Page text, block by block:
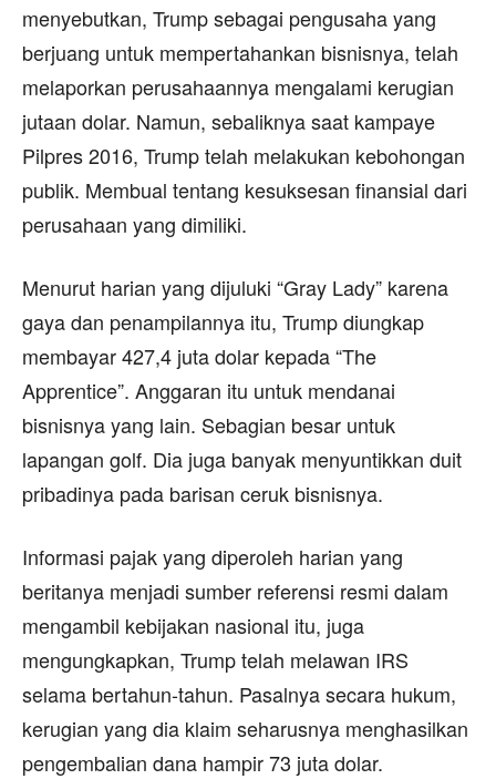
menyebutkan, Trump sebagai pengusaha yang
berjuang untuk mempertahankan bisnisnya, telah
melaporkan perusahaannya mengalami kerugian
jutaan dolar. Namun, sebaliknya saat kampaye
Pilpres 2016, Trump telah melakukan kebohongan
publik. Membual tentang kesuksesan finansial dari
perusahaan yang dimiliki.
Menurut harian yang dijuluki “Gray Lady” karena
gaya dan penampilannya itu, Trump diungkap
membayar 427,4 juta dolar kepada “The
Apprentice”. Anggaran itu untuk mendanai
bisnisnya yang lain. Sebagian besar untuk
lapangan golf. Dia juga banyak menyuntikkan duit
pribadinya pada barisan ceruk bisnisnya.
Informasi pajak yang diperoleh harian yang
beritanya menjadi sumber referensi resmi dalam
mengambil kebijakan nasional itu, juga
mengungkapkan, Trump telah melawan IRS
selama bertahun-tahun. Pasalnya secara hukum,
kerugian yang dia klaim seharusnya menghasilkan
pengembalian dana hampir 73 juta dolar.